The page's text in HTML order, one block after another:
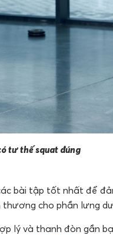
tư thế squat đúng
bài tập tốt nhất để
thương cho phần lưng
lý và thanh đòn gần